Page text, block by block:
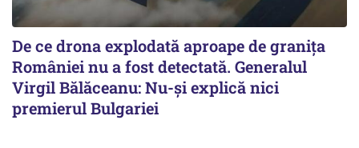
De ce drona explodată aproape de granița
României nu a fost detectată. Generalul
Virgil Bălăceanu: Nu-și explică nici
premierul Bulgariei